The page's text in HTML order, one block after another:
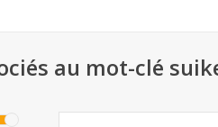
au mot-clé